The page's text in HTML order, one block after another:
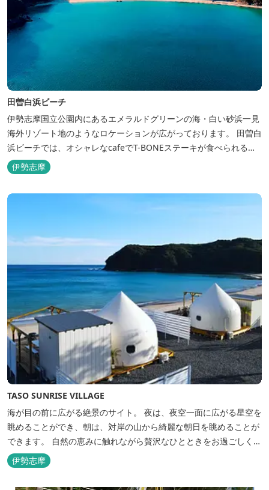
田曽白浜ビーチ
伊勢志摩国立公園内にあるエメラルドグリーンの海・白い砂浜一見
海外リゾート地のようなロケーションが広がっております。 田曽白
浜ビーチでは、オシャレなcafeでT-BONEステーキが食べられる。
又、海を見ながら黄昏るのもよし、アクティブにマリンアクティビ
ティ・スカイダイビング・ヘリコプタークルージングを体験するこ
ともできます。 是非、田曽白浜にございます施設紹介のVTRをご参
伊勢志摩
TASO SUNRISE VILLAGE
海が目の前に広がる絶景のサイト。 夜は、夜空一面に広がる星空を
眺めることができ、朝は、対岸の山から綺麗な朝日を眺めることが
できます。 自然の恵みに触れながら贅沢なひとときをお過ごしくだ
さい。 ウッドテラスでのバーベキューを楽しむこともでき、BBQ
初心者でも安心のガスBBQ台をご用意しております。 また、海岸
を散策しながら海風を感じるのもよし、インスタントハウス内でリ
伊勢志摩